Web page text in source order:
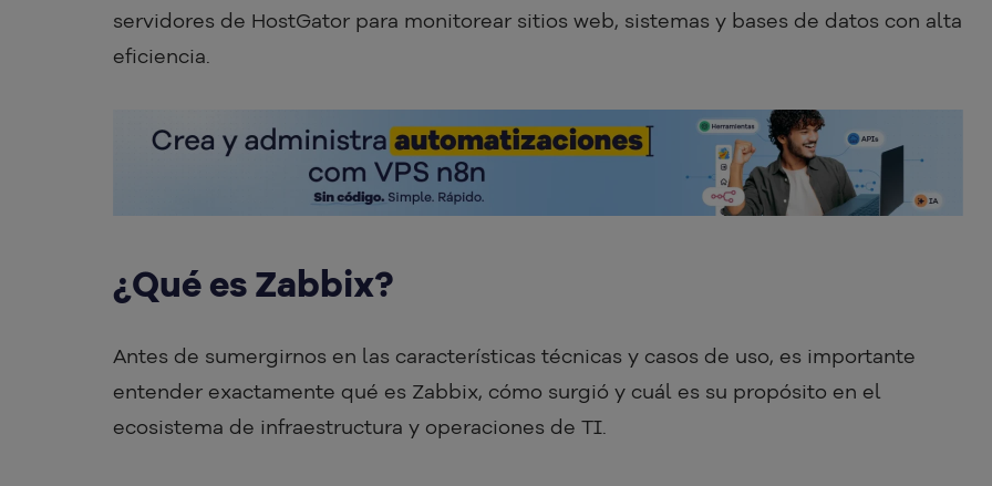
servidores de HostGator para monitorear sitios web, sistemas y bases de datos con alta
eficiencia.
¿Qué es Zabbix?
Antes de sumergirnos en las características técnicas y casos de uso, es importante
entender exactamente qué es Zabbix, cómo surgió y cuál es su propósito en el
ecosistema de infraestructura y operaciones de TI.